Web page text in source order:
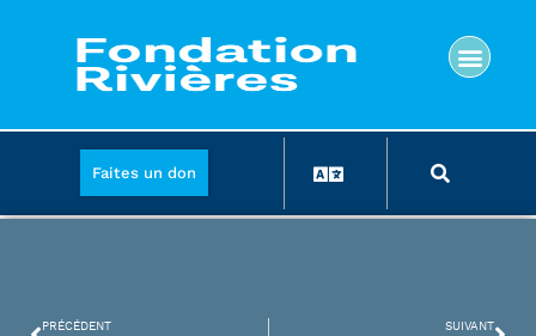
Faites un don
PRÉCÉDENT SUIVANT